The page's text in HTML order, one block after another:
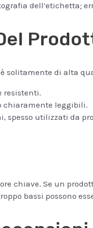
dell’etichetta;
solitamente di alta
resistenti.
chiaramente leggibili.
spesso utilizzati da
chiave. Se un
bassi possono